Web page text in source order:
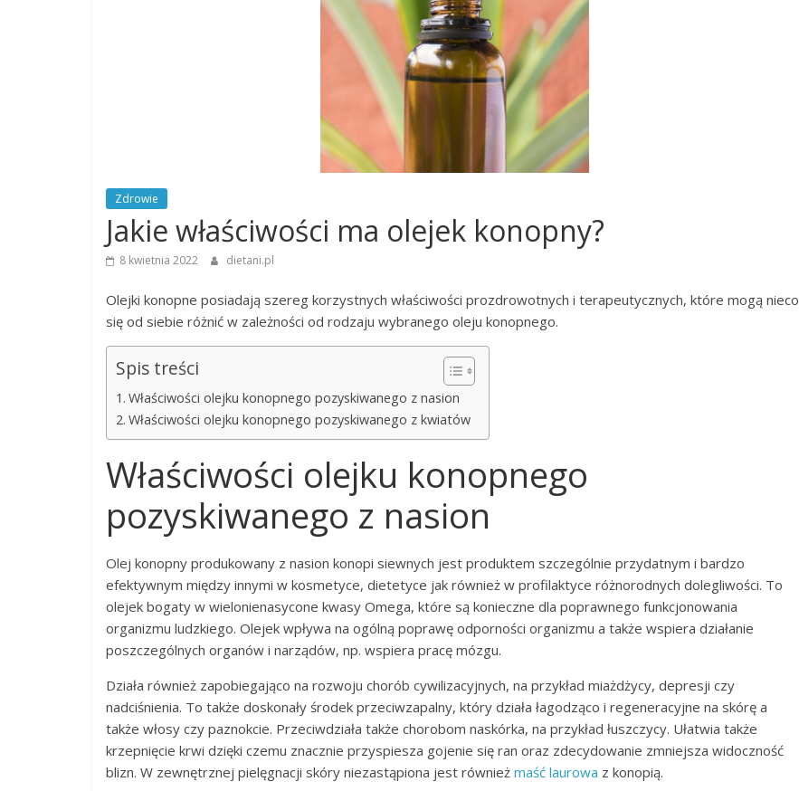
Zdrowie
Jakie właściwości ma olejek konopny?
8 kwietnia 2022 dietani.pl
Olejki konopne posiadają szereg korzystnych właściwości prozdrowotnych i terapeutycznych, które mogą nieco
się od siebie różnić w zależności od rodzaju wybranego oleju konopnego.
Spis treści
Właściwości olejku konopnego pozyskiwanego z nasion
Właściwości olejku konopnego pozyskiwanego z kwiatów
Właściwości olejku konopnego
pozyskiwanego z nasion
Olej konopny produkowany z nasion konopi siewnych jest produktem szczególnie przydatnym i bardzo
efektywnym między innymi w kosmetyce, dietetyce jak również w profilaktyce różnorodnych dolegliwości. To
olejek bogaty w wielonienasycone kwasy Omega, które są konieczne dla poprawnego funkcjonowania
organizmu ludzkiego. Olejek wpływa na ogólną poprawę odporności organizmu a także wspiera działanie
poszczególnych organów i narządów, np. wspiera pracę mózgu.
Działa również zapobiegająco na rozwoju chorób cywilizacyjnych, na przykład miażdżycy, depresji czy
nadciśnienia. To także doskonały środek przeciwzapalny, który działa łagodząco i regeneracyjne na skórę a
także włosy czy paznokcie. Przeciwdziała także chorobom naskórka, na przykład łuszczycy. Ułatwia także
krzepnięcie krwi dzięki czemu znacznie przyspiesza gojenie się ran oraz zdecydowanie zmniejsza widoczność
blizn. W zewnętrznej pielęgnacji skóry niezastąpiona jest również maść laurowa z konopią.